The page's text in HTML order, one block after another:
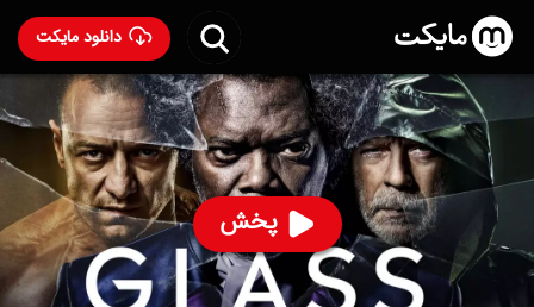
دانلود مایکت
پخش
فیلم شیشه با دوبله فارسی- Glass 2019
۱۱۶ 77 ۶.۶
ساخت آمریکا سال 2019
رده سنی ۱۳+
درام
ترسناک علمی‌تخیلی